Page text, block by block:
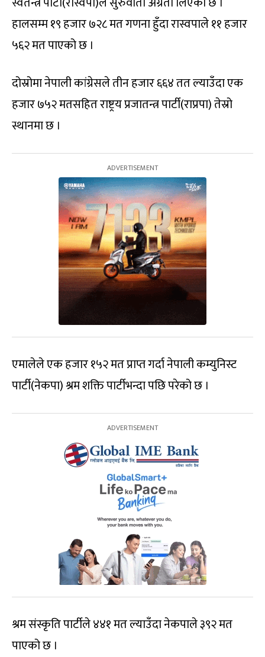
हालसम्म १९ हजार ७२८ मत गणना हुँदा रास्वपाले ११ हजार
५६२ मत पाएको छ ।
दोस्रोमा नेपाली कांग्रेसले तीन हजार ६६४ तत ल्याउँदा एक
हजार ७५२ मतसहित राष्ट्रय प्रजातन्त्र पार्टी(राप्रपा) तेस्रो
स्थानमा छ ।
एमालेले एक हजार १५२ मत प्राप्त गर्दा नेपाली कम्युनिस्ट
पार्टी(नेकपा) श्रम शक्ति पार्टीभन्दा पछि परेको छ ।
श्रम संस्कृति पार्टीले ४४१ मत ल्याउँदा नेकपाले ३९२ मत
पाएको छ ।